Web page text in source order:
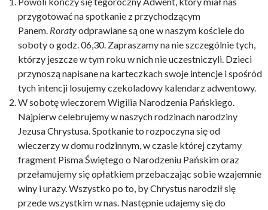
przygotować na spotkanie z przychodzącym
Panem. Roratyodprawiane są one w naszym kościele do
soboty o godz. 06,30. Zapraszamy na nie szczególnie tych,
którzy jeszcze w tym roku w nich nie uczestniczyli. Dzieci
przynoszą napisane na karteczkach swoje intencje i spośród
tych intencji losujemy czekoladowy kalendarz adwentowy.
W sobotę wieczorem Wigilia Narodzenia Pańskiego.
Najpierw celebrujemy w naszych rodzinach narodziny
Jezusa Chrystusa. Spotkanie to rozpoczyna się od
wieczerzy w domu rodzinnym, w czasie której czytamy
fragment Pisma Świętego o Narodzeniu Pańskim oraz
przełamujemy się opłatkiem przebaczając sobie wzajemnie
winy i urazy. Wszystko po to, by Chrystus narodził się
przede wszystkim w nas. Następnie udajemy się do